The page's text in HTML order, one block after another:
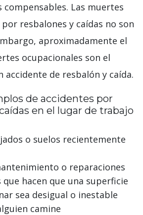
compensables. Las muertes
resbalones y caídas no son
aproximadamente el
ocupacionales son el
accidente de resbalón y caída.
de accidentes por
en el lugar de trabajo
o suelos recientemente
o reparaciones
que hacen que una superficie
sea desigual o inestable
camine